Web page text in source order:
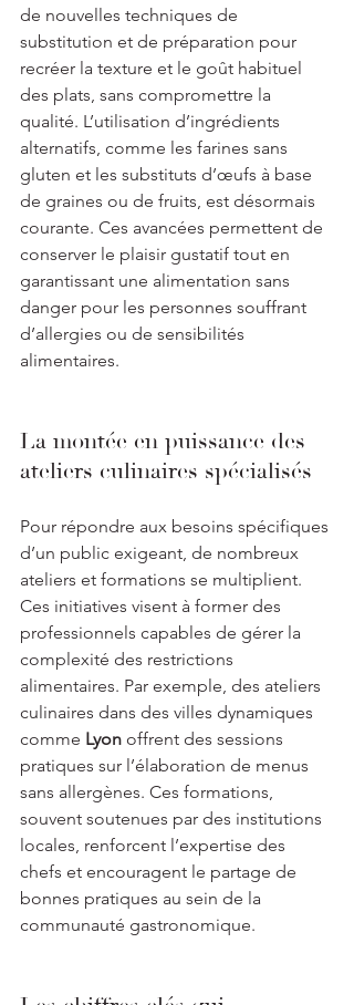
de nouvelles techniques de
substitution et de préparation pour
recréer la texture et le goût habituel
des plats, sans compromettre la
qualité. L’utilisation d’ingrédients
alternatifs, comme les farines sans
gluten et les substituts d’œufs à base
de graines ou de fruits, est désormais
courante. Ces avancées permettent de
conserver le plaisir gustatif tout en
garantissant une alimentation sans
danger pour les personnes souffrant
d’allergies ou de sensibilités
alimentaires.
La montée en puissance des
ateliers culinaires spécialisés
Pour répondre aux besoins spécifiques
d’un public exigeant, de nombreux
ateliers et formations se multiplient.
Ces initiatives visent à former des
professionnels capables de gérer la
complexité des restrictions
alimentaires. Par exemple, des ateliers
culinaires dans des villes dynamiques
comme Lyon offrent des sessions
pratiques sur l’élaboration de menus
sans allergènes. Ces formations,
souvent soutenues par des institutions
locales, renforcent l’expertise des
chefs et encouragent le partage de
bonnes pratiques au sein de la
communauté gastronomique.